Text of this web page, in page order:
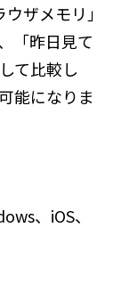
ザメモリ」
「昨日見て
て比較し
能になりま
、iOS、